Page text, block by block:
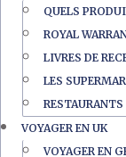
QUELS
ROYAL
LIVRES DE
LES
VOYAGER EN UK
VOYAGER EN